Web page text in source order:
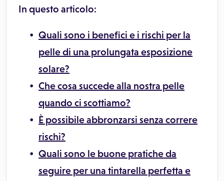
In questo articolo:
Quali sono i benefici e i rischi per la
pelle di una prolungata esposizione
solare?
Che cosa succede alla nostra pelle
quando ci scottiamo?
È possibile abbronzarsi senza correre
rischi?
Quali sono le buone pratiche da
seguire per una tintarella perfetta e